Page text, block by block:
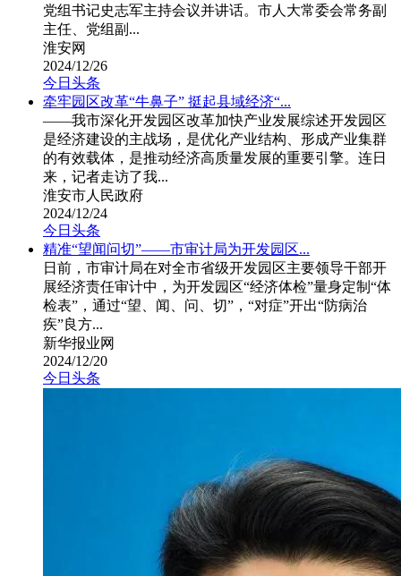
党组书记史志军主持会议并讲话。市人大常委会常务副
主任、党组副...
淮安网
2024/12/26
今日头条
牵牢园区改革“牛鼻子” 挺起县域经济“...
——我市深化开发园区改革加快产业发展综述开发园区
是经济建设的主战场，是优化产业结构、形成产业集群
的有效载体，是推动经济高质量发展的重要引擎。连日
来，记者走访了我...
淮安市人民政府
2024/12/24
今日头条
精准“望闻问切”——市审计局为开发园区...
日前，市审计局在对全市省级开发园区主要领导干部开
展经济责任审计中，为开发园区“经济体检”量身定制“体
检表”，通过“望、闻、问、切”，“对症”开出“防病治
疾”良方...
新华报业网
2024/12/20
今日头条